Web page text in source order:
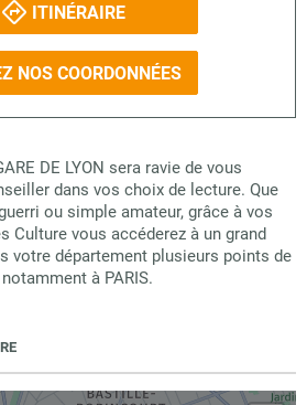
ITINÉRAIRE
NOS COORDONNÉES
DE LYON sera ravie de vous
dans vos choix de lecture. Que
ou simple amateur, grâce à vos
Culture vous accéderez à un grand
votre département plusieurs points de
à PARIS.